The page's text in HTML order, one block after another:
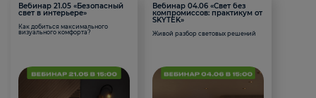
Вебинар 21.05 «Безопасный
свет в интерьере»
Как добиться максимального
визуального комфорта?
Вебинар 04.06 «Свет без
компромиссов: практикум от
SKYTEK»
Живой разбор световых решений